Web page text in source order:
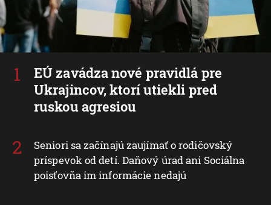
EÚ zavádza nové pravidlá pre
Ukrajincov, ktorí utiekli pred
ruskou agresiou
Seniori sa začínajú zaujímať o rodičovský
príspevok od detí. Daňový úrad ani Sociálna
poisťovňa im informácie nedajú